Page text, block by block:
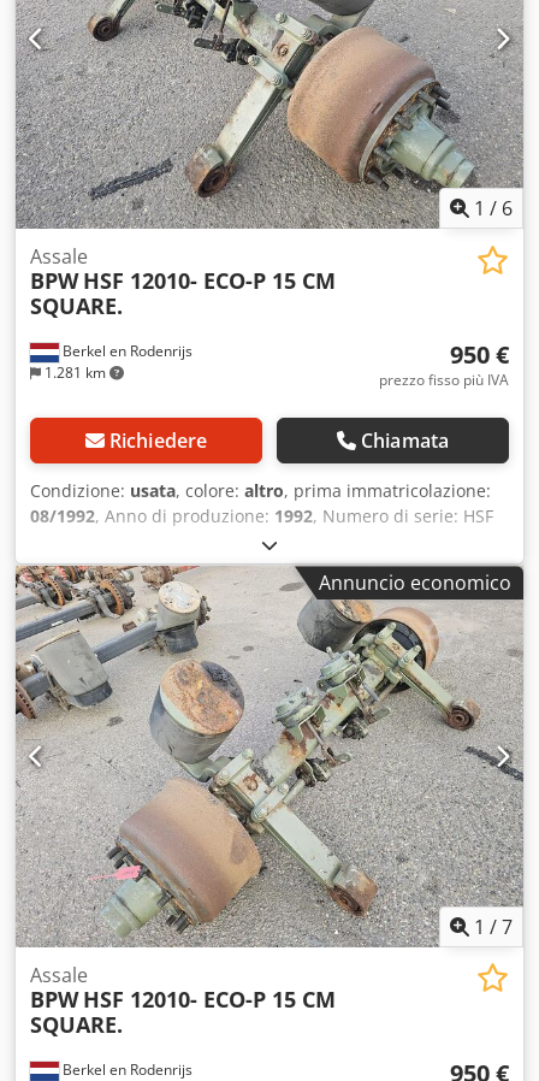
1 / 6
Berkel en Rodenrijs
1.281 km
Assale
BPW HSF 12010- ECO-P 15 CM
SQUARE.
950 €
prezzo fisso più IVA
Richiedere Chiamata
Condizione: usata, colore: altro, prima immatricolazione:
08/1992, Anno di produzione: 1992, Numero di serie: HSF
12010 ECO-P Cjdpfx Adezrr T Doyorf Disponiamo di oltre
100 assi in magazzino. Non esitate a contattarci qualora
non riusciste a trovare il prodotto che state cercando.
Annuncio economico
1 /7
Berkel en Rodenrijs
Assale
BPW HSF 12010- ECO-P 15 CM
SQUARE.
950 €